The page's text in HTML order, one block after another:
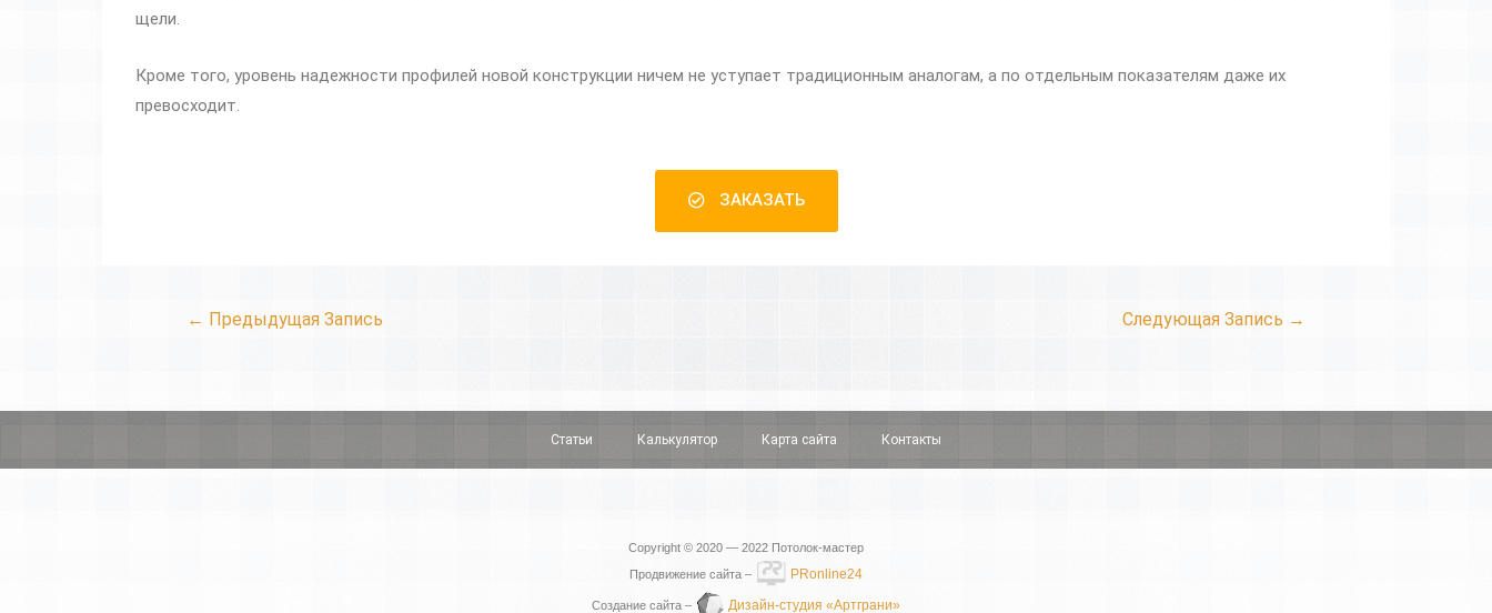
щели.
Кроме того, уровень надежности профилей новой конструкции ничем не уступает традиционным аналогам, а по отдельным показателям даже их
превосходит.
ЗАКАЗАТЬ
← Предыдущая Запись Следующая Запись →
Статьи Калькулятор Карта сайта Контакты
Copyright © 2020 — 2022 Потолок-мастер
Продвижение сайта –
PRonline24
Создание сайта – Дизайн-студия «Артграни»